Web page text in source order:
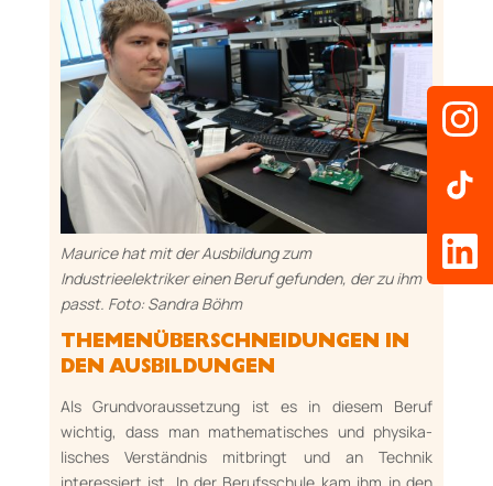
Maurice hat mit der Ausbildung zum
Industrieelektriker einen Beruf gefunden, der zu ihm
passt. Foto: Sandra Böhm
THEMENÜBERSCHNEIDUNGEN IN
DEN AUS­BILDUNGEN
Als Grundvoraussetzung ist es in diesem Beruf
wichtig, dass man mathematisches und physi­ka­
lisches Verständnis mitbringt und an Technik
interessiert ist. In der Berufsschule kam ihm in den